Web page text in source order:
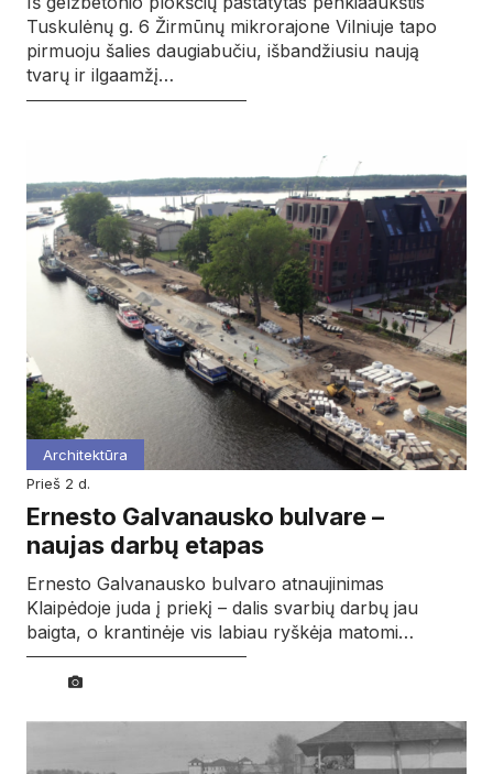
Tuskulėnų g. 6 Žirmūnų mikrorajone Vilniuje tapo
pirmuoju šalies daugiabučiu, išbandžiusiu naują
tvarų ir ilgaamžį…
Architektūra
prieš 2 d.
Ernesto Galvanausko bulvare –
naujas darbų etapas
Ernesto Galvanausko bulvaro atnaujinimas
Klaipėdoje juda į priekį – dalis svarbių darbų jau
baigta, o krantinėje vis labiau ryškėja matomi…